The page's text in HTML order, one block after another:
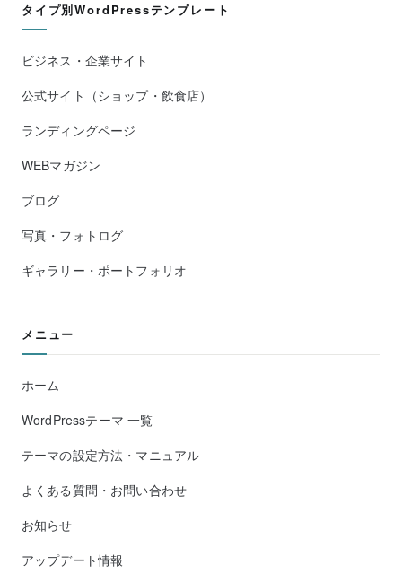
タイプ別WordPressテンプレート
ビジネス・企業サイト
公式サイト（ショップ・飲食店）
ランディングページ
WEBマガジン
ブログ
写真・フォトログ
ギャラリー・ポートフォリオ
メニュー
ホーム
WordPressテーマ 一覧
テーマの設定方法・マニュアル
よくある質問・お問い合わせ
お知らせ
アップデート情報